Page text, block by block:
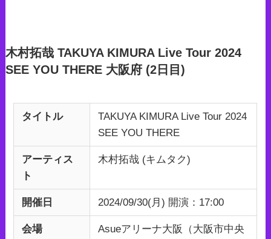
木村拓哉 TAKUYA KIMURA Live Tour 2024
SEE YOU THERE 大阪府 (2日目)
タイトル
TAKUYA KIMURA Live Tour 2024
SEE YOU THERE
アーティス
ト
木村拓哉 (キムタク)
開催日 2024/09/30(月) 開演：17:00
会場
Asueアリーナ大阪（大阪市中央